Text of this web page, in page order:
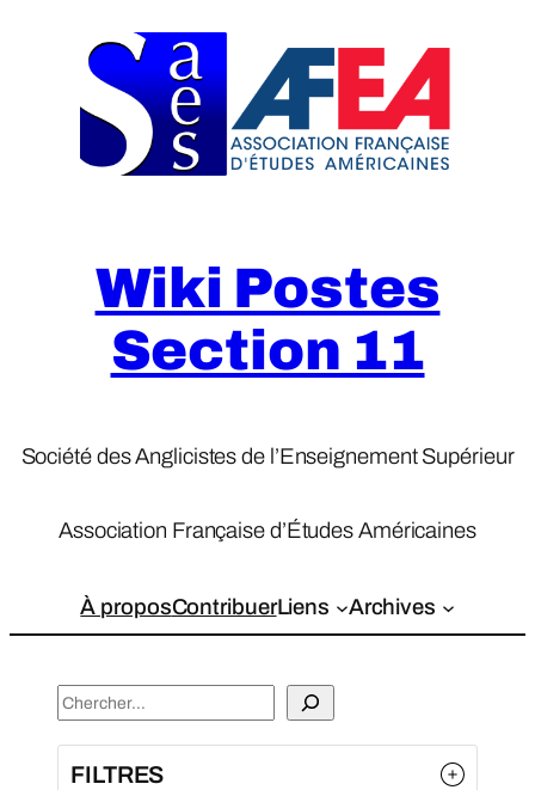
Wiki Postes
Section 11
Société des Anglicistes de l’Enseignement Supérieur
Association Française d’Études Américaines
À proposContribuerLiens Archives
S
e
FILTRES